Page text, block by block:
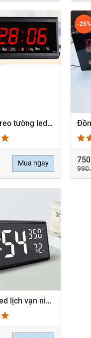
NHANH Đồng hồ treo tường led lịch vạn niên - Lịch âm - Nhiệt độ
Mua ngay
-25%
NHANH Đồng hồ led lịch vạn niên treo tường số lớn sang trọng - 3808L